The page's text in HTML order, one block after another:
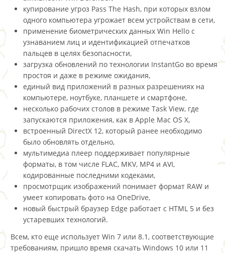
купирование угроз Pass The Hash, при которых взлом
одного компьютера угрожает всем устройствам в сети,
применение биометрических данных Win Hello с
узнаванием лиц и идентификацией отпечатков
пальцев в целях безопасности,
загрузка обновлений по технологии InstantGo во время
простоя и даже в режиме ожидания,
единый вид приложений в разных разрешениях на
компьютере, ноутбуке, планшете и смартфоне,
несколько рабочих столов в режиме Task View, где
запускаются приложения, как в Apple Mac OS X,
встроенный DirectX 12, который ранее необходимо
было обновлять отдельно,
мультимедиа плеер поддерживает популярные
форматы, в том числе FLAC, MKV, MP4 и AVI,
кодированные последними кодеками,
просмотрщик изображений понимает формат RAW и
умеет копировать фото на OneDrive,
новый быстрый браузер Edge работает с HTML 5 и без
устаревших технологий.
Всем, кто еще использует Win 7 или 8.1, соответствующие
требованиям, пришло время скачать Windows 10 или 11